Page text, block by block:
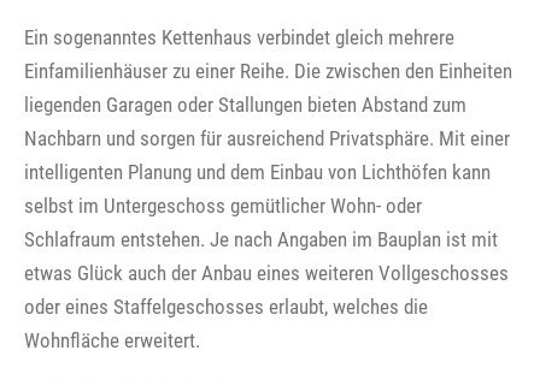
Ein sogenanntes Kettenhaus verbindet gleich mehrere
Einfamilienhäuser zu einer Reihe. Die zwischen den Einheiten
liegenden Garagen oder Stallungen bieten Abstand zum
Nachbarn und sorgen für ausreichend Privatsphäre. Mit einer
intelligenten Planung und dem Einbau von Lichthöfen kann
selbst im Untergeschoss gemütlicher Wohn- oder
Schlafraum entstehen. Je nach Angaben im Bauplan ist mit
etwas Glück auch der Anbau eines weiteren Vollgeschosses
oder eines Staffelgeschosses erlaubt, welches die
Wohnfläche erweitert.